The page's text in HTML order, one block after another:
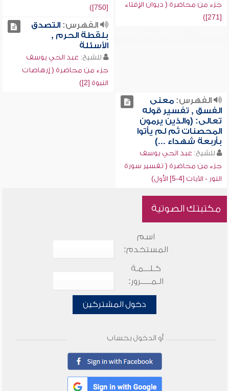
جزء من محاضرة ( ديوان الإفتاء
[271])
[750])
الفهرس:التصدق
بلقطة الحرم ,
الأسئلة
للشيخ: عبد الحي يوسف
جزء من محاضرة ( إرهاصات
النبوة [2])
الفهرس:معنى
الفسق , تفسير قوله
تعالى: (والذين يرمون
المحصنات ثم لم يأتوا
بأربعة شهداء ...)
للشيخ: عبد الحي يوسف
جزء من محاضرة ( تفسير سورة
النور - الآيات [4-5] الأول)
مكتبتك الصوتية
اسم
المستخدم:
كـلـــمـة
الـمـــــرور:
دخول المشتركين
أو الدخول بحساب